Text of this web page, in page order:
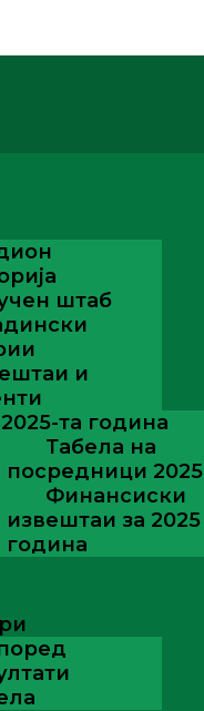
штаб
и
2025-та година
Табела на
посредници 2025
Финансиски
извештаи за 2025
година